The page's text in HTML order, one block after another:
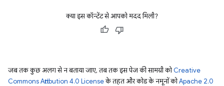
क्या इस कॉन्टेंट से आपको मदद मिली?
जब तक कुछ अलग से न बताया जाए, तब तक इस पेज की सामग्री कोCreative
Commons Attribution 4.0 Licenseके तहत और कोड के नमूनों कोApache 2.0